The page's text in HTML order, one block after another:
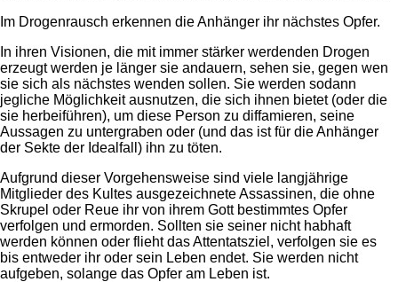
Im Drogenrausch erkennen die Anhänger ihr nächstes Opfer.
In ihren Visionen, die mit immer stärker werdenden Drogen
erzeugt werden je länger sie andauern, sehen sie, gegen wen
sie sich als nächstes wenden sollen. Sie werden sodann
jegliche Möglichkeit ausnutzen, die sich ihnen bietet (oder die
sie herbeiführen), um diese Person zu diffamieren, seine
Aussagen zu untergraben oder (und das ist für die Anhänger
der Sekte der Idealfall) ihn zu töten.
Aufgrund dieser Vorgehensweise sind viele langjährige
Mitglieder des Kultes ausgezeichnete Assassinen, die ohne
Skrupel oder Reue ihr von ihrem Gott bestimmtes Opfer
verfolgen und ermorden. Sollten sie seiner nicht habhaft
werden können oder flieht das Attentatsziel, verfolgen sie es
bis entweder ihr oder sein Leben endet. Sie werden nicht
aufgeben, solange das Opfer am Leben ist.